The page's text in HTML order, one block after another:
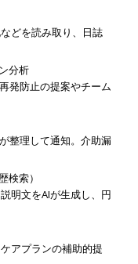
どを読み取り、日誌
分析
発防止の提案やチーム
整理して通知。介助漏
検索）
明文をAIが生成し、円
アプランの補助的提